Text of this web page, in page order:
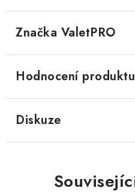
Značka ValetPRO
Hodnocení
Diskuze